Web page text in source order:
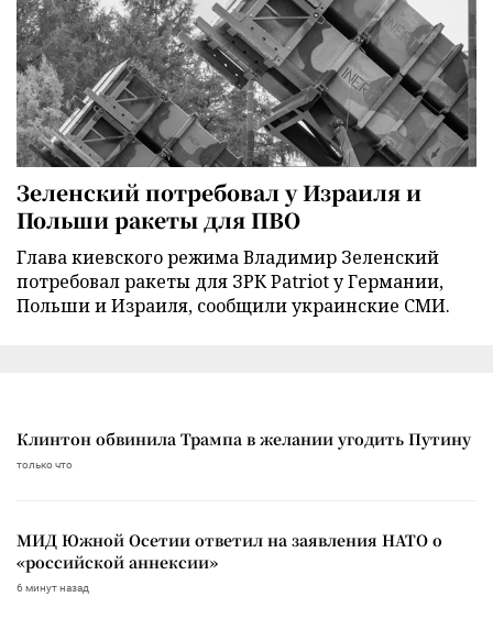
Зеленский потребовал у Израиля и
Польши ракеты для ПВО
Глава киевского режима Владимир Зеленский
потребовал ракеты для ЗРК Patriot у Германии,
Польши и Израиля, сообщили украинские СМИ.
Клинтон обвинила Трампа в желании угодить Путину
только что
МИД Южной Осетии ответил на заявления НАТО о
«российской аннексии»
6 минут назад